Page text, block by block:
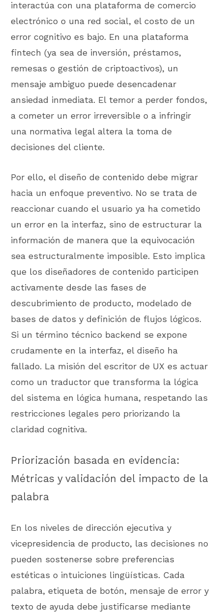
interactúa con una plataforma de comercio
electrónico o una red social, el costo de un
error cognitivo es bajo. En una plataforma
fintech (ya sea de inversión, préstamos,
remesas o gestión de criptoactivos), un
mensaje ambiguo puede desencadenar
ansiedad inmediata. El temor a perder fondos,
a cometer un error irreversible o a infringir
una normativa legal altera la toma de
decisiones del cliente.
Por ello, el diseño de contenido debe migrar
hacia un enfoque preventivo. No se trata de
reaccionar cuando el usuario ya ha cometido
un error en la interfaz, sino de estructurar la
información de manera que la equivocación
sea estructuralmente imposible. Esto implica
que los diseñadores de contenido participen
activamente desde las fases de
descubrimiento de producto, modelado de
bases de datos y definición de flujos lógicos.
Si un término técnico backend se expone
crudamente en la interfaz, el diseño ha
fallado. La misión del escritor de UX es actuar
como un traductor que transforma la lógica
del sistema en lógica humana, respetando las
restricciones legales pero priorizando la
claridad cognitiva.
Priorización basada en evidencia:
Métricas y validación del impacto de la
palabra
En los niveles de dirección ejecutiva y
vicepresidencia de producto, las decisiones no
pueden sostenerse sobre preferencias
estéticas o intuiciones lingüísticas. Cada
palabra, etiqueta de botón, mensaje de error y
texto de ayuda debe justificarse mediante